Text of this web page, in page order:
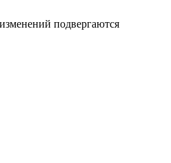
подвергаются